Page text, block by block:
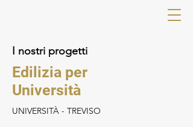
I nostri progetti
Edilizia per
Università
UNIVERSITÀ - TREVISO